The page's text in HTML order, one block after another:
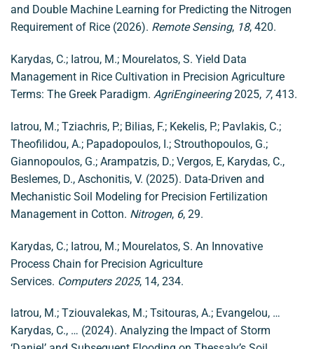
and Double Machine Learning for Predicting the Nitrogen
Requirement of Rice (2026). Remote Sensing, 18, 420.
Karydas, C.; Iatrou, M.; Mourelatos, S. Yield Data
Management in Rice Cultivation in Precision Agriculture
Terms: The Greek Paradigm. AgriEngineering2025, 7, 413.
Iatrou, M.; Tziachris, P.; Bilias, F.; Kekelis, P.; Pavlakis, C.;
Theofilidou, A.; Papadopoulos, I.; Strouthopoulos, G.;
Giannopoulos, G.; Arampatzis, D.; Vergos, E, Karydas, C.,
Beslemes, D., Aschonitis, V. (2025). Data-Driven and
Mechanistic Soil Modeling for Precision Fertilization
Management in Cotton. Nitrogen, 6, 29.
Karydas, C.; Iatrou, M.; Mourelatos, S. An Innovative
Process Chain for Precision Agriculture
Services. Computers 2025, 14, 234.
Iatrou, M.; Tziouvalekas, M.; Tsitouras, A.; Evangelou, …
Karydas, C., … (2024). Analyzing the Impact of Storm